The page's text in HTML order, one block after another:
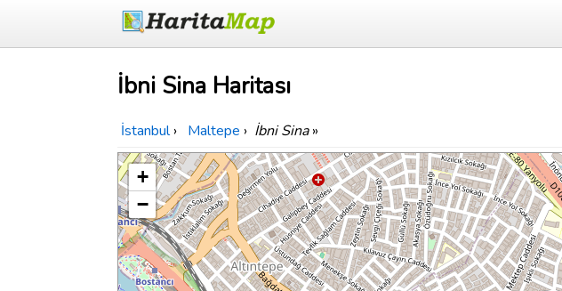
İbni Sina Haritası
İstanbul › Maltepe › İbni Sina»
+
−